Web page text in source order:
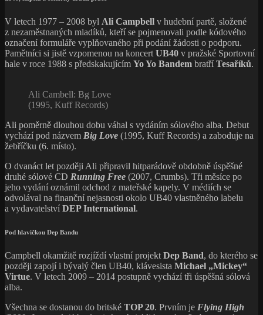
V letech 1977 – 2008 byl Ali Campbell v hudební partě, složené
z nezaměstnaných mladíků, kteří se pojmenovali podle kódového
označení formuláře vyplňovaného při podání žádosti o podporu.
Pamětníci si jistě vzpomenou na koncert UB40 v pražské Sportovní
hale v roce 1988 s předskakujícím Yo Yo Bandem bratří Tesaříků.
Ali Cambell: Bg Love
(1995, Kuff Records)
Ali poměrně dlouhou dobu váhal s vydáním sólového alba. Debut
vychází pod názvem Big Love (1995, Kuff Records) a zaboduje na
žebříčku (6. místo).
O dvanáct let později Ali připravil hitparádově obdobně úspěšné
druhé sólové CD Running Free (2007, Crumbs). Tři měsíce po
jeho vydání oznámil odchod z mateřské kapely. V médiích se
odvolával na finanční nejasnosti okolo UB40 vlastněného labelu
a vydavatelství DEP International.
Pod hlavičkou Dep Bandu
Campbell okamžitě rozjíždí vlastní projekt Dep Band, do kterého se
později zapojí i bývalý člen UB40, klávesista Michael „Mickey“
Virtue. V letech 2009 – 2014 postupně vychází tři úspěšná sólová
alba.
Všechna se dostanou do britské TOP 20. Prvním je Flying High